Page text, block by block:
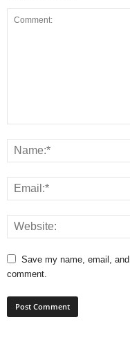
Save my name, email,
comment.